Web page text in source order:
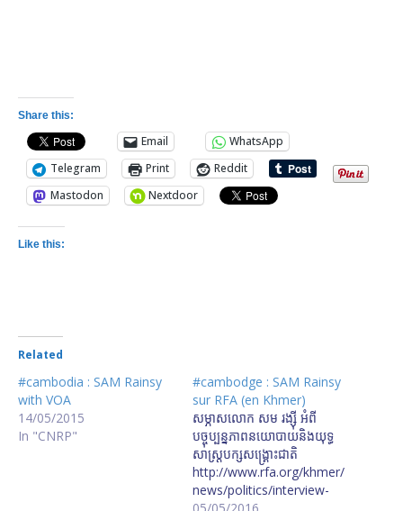
Share this:
Email
WhatsApp
Telegram
Print
Reddit
Mastodon
Nextdoor
Like this:
Related
#cambodia : SAM Rainsy
with VOA
14/05/2015
In "CNRP"
#cambodge : SAM Rainsy
sur RFA (en Khmer)
សម្ភាស​លោក សម រង្ស៊ី អំពី​
បច្ចុប្បន្នភាព​នយោបាយ​និង​យុទ្ធ
សាស្ត្រ​បក្ស​សង្គ្រោះ​ជាតិ
http://www.rfa.org/khmer/
news/politics/interview-